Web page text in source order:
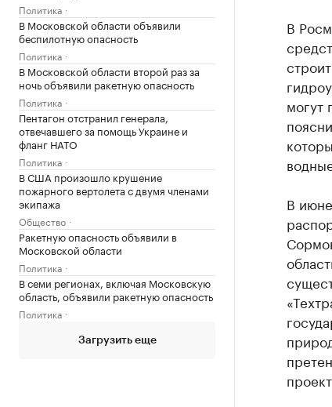
Политика
В Московской области объявили
беспилотную опасность
Политика
В Московской области второй раз за
ночь объявили ракетную опасность
Политика
Пентагон отстранил генерала,
отвечавшего за помощь Украине и
фланг НАТО
Политика
В США произошло крушение
пожарного вертолета с двумя членами
экипажа
Общество
Ракетную опасность объявили в
Московской области
Политика
В семи регионах, включая Московскую
область, объявили ракетную опасность
Политика
Загрузить еще
В
могут
В